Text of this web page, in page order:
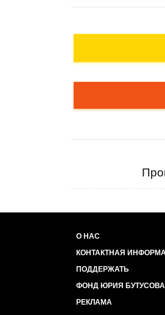
О НАС
КОНТАКТНАЯ
ПОДДЕРЖАТЬ
ФОНД ЮРИЯ БУТУСОВА
РЕКЛАМА